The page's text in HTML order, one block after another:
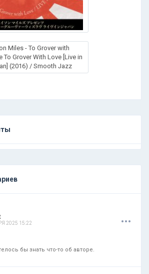
Miles - To Grover with
To Grover With Love [Live in
(2016) / Smooth Jazz
2025 15:22 ...
бы знать что-то об авторе.